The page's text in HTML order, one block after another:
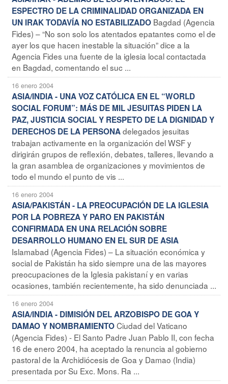
ESPECTRO DE LA CRIMINALIDAD ORGANIZADA EN
UN IRAK TODAVÍA NO ESTABILIZADO Bagdad (Agencia
Fides) – “No son solo los atentados epatantes como el de
ayer los que hacen inestable la situación” dice a la
Agencia Fides una fuente de la iglesia local contactada
en Bagdad, comentando el suc ...
16 enero 2004
ASIA/INDIA - UNA VOZ CATÓLICA EN EL “WORLD
SOCIAL FORUM”: MÁS DE MIL JESUITAS PIDEN LA
PAZ, JUSTICIA SOCIAL Y RESPETO DE LA DIGNIDAD Y
DERECHOS DE LA PERSONAdelegados jesuitas
trabajan activamente en la organización del WSF y
dirigirán grupos de reflexión, debates, talleres, llevando a
la gran asamblea de organizaciones y movimientos de
todo el mundo el punto de vis ...
16 enero 2004
ASIA/PAKISTÁN - LA PREOCUPACIÓN DE LA IGLESIA
POR LA POBREZA Y PARO EN PAKISTÁN
CONFIRMADA EN UNA RELACIÓN SOBRE
DESARROLLO HUMANO EN EL SUR DE ASIA
Islamabad (Agencia Fides) – La situación económica y
social de Pakistán ha sido siempre una de las mayores
preocupaciones de la Iglesia pakistaní y en varias
ocasiones, también recientemente, ha sido denunciada ...
16 enero 2004
ASIA/INDIA - DIMISIÓN DEL ARZOBISPO DE GOA Y
DAMAO Y NOMBRAMIENTOCiudad del Vaticano
(Agencia Fides) - El Santo Padre Juan Pablo II, con fecha
16 de enero 2004, ha aceptado la renuncia al gobierno
pastoral de la Archidiócesis de Goa y Damao (India)
presentada por Su Exc. Mons. Ra ...